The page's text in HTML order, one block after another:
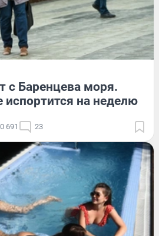
с Баренцева моря.
испортится на неделю
691 23